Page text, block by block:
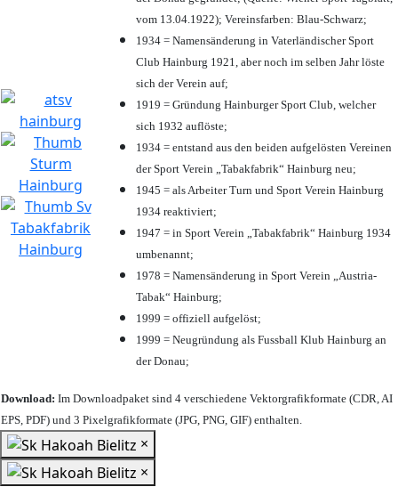
vom 13.04.1922); Vereinsfarben: Blau-Schwarz;
1934 = Namensänderung in Vaterländischer Sport
Club Hainburg 1921, aber noch im selben Jahr löste
sich der Verein auf;
1919 = Gründung Hainburger Sport Club, welcher
sich 1932 auflöste;
1934 = entstand aus den beiden aufgelösten Vereinen
der Sport Verein „Tabakfabrik“ Hainburg neu;
1945 = als Arbeiter Turn und Sport Verein Hainburg
1934 reaktiviert;
1947 = in Sport Verein „Tabakfabrik“ Hainburg 1934
umbenannt;
1978 = Namensänderung in Sport Verein „Austria-
Tabak“ Hainburg;
1999 = offiziell aufgelöst;
1999 = Neugründung als Fussball Klub Hainburg an
der Donau;
Download: Im Downloadpaket sind 4 verschiedene Vektorgrafikformate (CDR, AI
EPS, PDF) und 3 Pixelgrafikformate (JPG, PNG, GIF) enthalten.
×
×